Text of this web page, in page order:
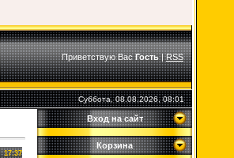
Приветствую Вас Гость|RSS
Суббота, 08.08.2026, 08:01
17:37
Вход на сайт
Корзина